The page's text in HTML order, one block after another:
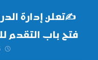
✍تعلن إدارة
فتح باب التقدم